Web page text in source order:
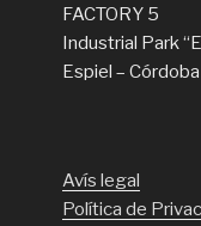
FACTORY 5
Industrial Park
Espiel – Córdoba
Avís legal
Política de